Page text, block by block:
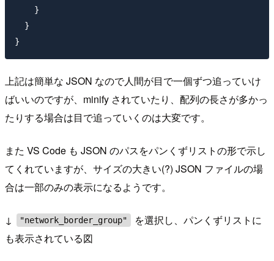
    }
  }
上記は簡単な JSON なので人間が目で一個ずつ追っていけ
ばいいのですが、minify されていたり、配列の長さが多かっ
たりする場合は目で追っていくのは大変です。
また VS Code も JSON のパスをパンくずリストの形で示し
てくれていますが、サイズの大きい(?) JSON ファイルの場
合は一部のみの表示になるようです。
↓ "network_border_group"
を選択し、パンくずリストに
も表示されている図